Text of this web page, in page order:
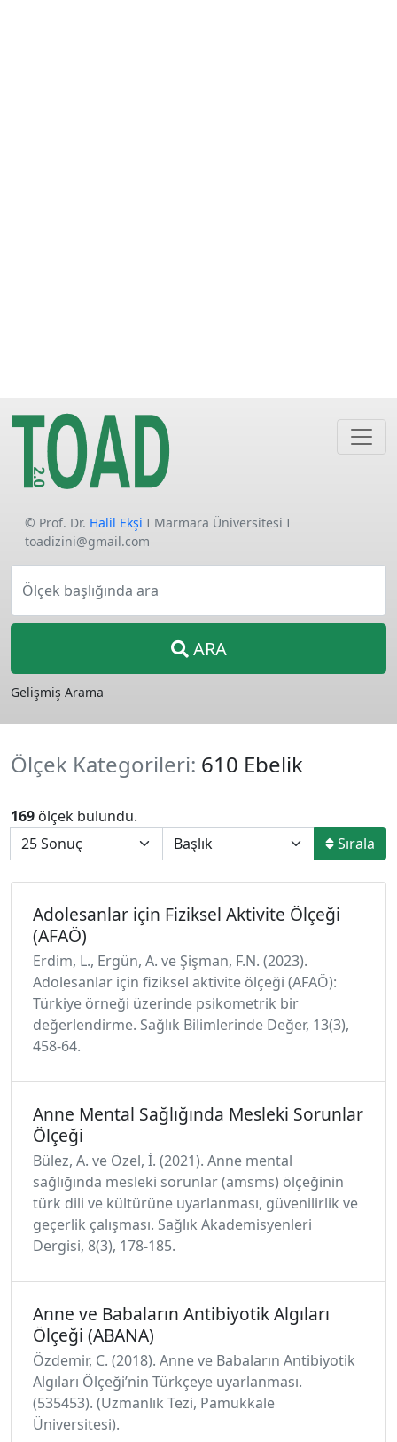
© Prof. Dr. Halil Ekşi I Marmara Üniversitesi I
toadizini@gmail.com
Ölçek başlığında ara
ARA
Gelişmiş Arama
Ölçek Kategorileri: 610 Ebelik
169 ölçek bulundu.
Sırala
Adolesanlar için Fiziksel Aktivite Ölçeği
(AFAÖ)
Erdim, L., Ergün, A. ve Şişman, F.N. (2023).
Adolesanlar için fiziksel aktivite ölçeği (AFAÖ):
Türkiye örneği üzerinde psikometrik bir
değerlendirme. Sağlık Bilimlerinde Değer, 13(3),
458-64.
Anne Mental Sağlığında Mesleki Sorunlar
Ölçeği
Bülez, A. ve Özel, İ. (2021). Anne mental
sağlığında mesleki sorunlar (amsms) ölçeğinin
türk dili ve kültürüne uyarlanması, güvenilirlik ve
geçerlik çalışması. Sağlık Akademisyenleri
Dergisi, 8(3), 178-185.
Anne ve Babaların Antibiyotik Algıları
Ölçeği (ABANA)
Özdemir, C. (2018). Anne ve Babaların Antibiyotik
Algıları Ölçeği’nin Türkçeye uyarlanması.
(535453). (Uzmanlık Tezi, Pamukkale
Üniversitesi).